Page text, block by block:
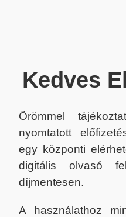
Kedves
Örömmel
nyomtatott
egy központi
digitális olvasó
díjmentesen.
A használathoz